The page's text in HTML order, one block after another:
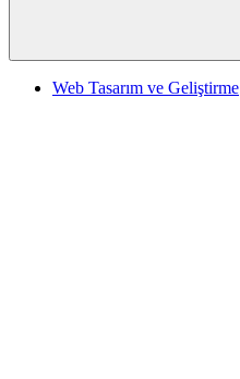
Web Tasarım ve Geliştirme